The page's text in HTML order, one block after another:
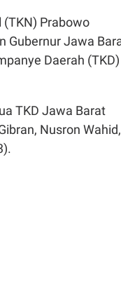
Prabowo
Gubernur Jawa
Daerah (TKD)
TKD Jawa Barat
Nusron Wahid,